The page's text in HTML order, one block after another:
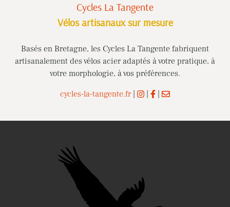
Cycles La Tangente
Vélos artisanaux sur mesure
Basés en Bretagne, les Cycles La Tangente fabriquent
artisanalement des vélos acier adaptés à votre pratique, à
votre morphologie, à vos préférences.
cycles-la-tangente.fr